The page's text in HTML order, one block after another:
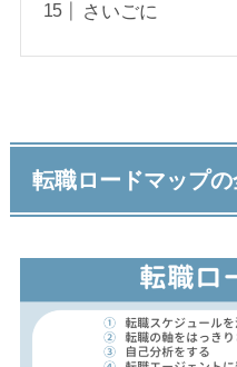
さいごに
転職ロードマップ